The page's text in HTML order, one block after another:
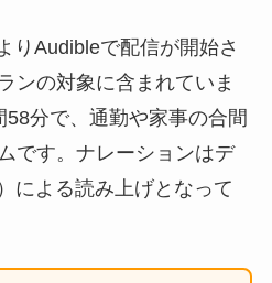
りAudibleで配信が開始さ
ンの対象に含まれていま
分で、通勤や家事の合間
です。ナレーションはデ
による読み上げとなって